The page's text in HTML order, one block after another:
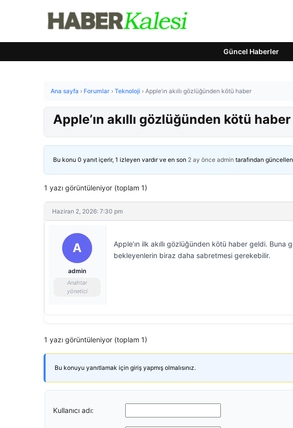
Güncel Haberler
Ana sayfa › Forumlar › Teknoloji › Apple’ın akıllı gözlüğünden kötü haber
Apple’ın akıllı gözlüğünden kötü haber
Bu konu 0 yanıt içerir, 1 izleyen vardır ve en son 2 ay önce admin tarafından
1 yazı görüntüleniyor (toplam 1)
Haziran 2, 2026: 7:30 pm
A
admin
Anahtar
yönetici
Apple’ın ilk akıllı gözlüğünden kötü haber geldi. Buna
bekleyenlerin biraz daha sabretmesi gerekebilir.
1 yazı görüntüleniyor (toplam 1)
Bu konuyu yanıtlamak için giriş yapmış olmalısınız.
Kullanıcı adı: